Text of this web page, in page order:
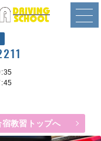
宿教習トップへ